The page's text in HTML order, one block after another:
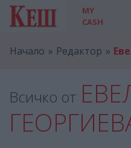
MY
CASH
Начало Редактор
Всичко от